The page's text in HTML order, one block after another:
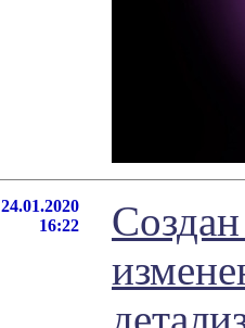
24.01.2020
16:22